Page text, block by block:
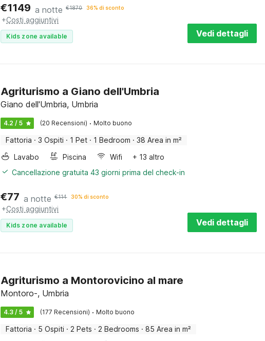
€1149 a notte €1870 36% di sconto
+Costi aggiuntivi
Kids zone available Vedi dettagli
Agriturismo a Giano dell'Umbria
Giano dell'Umbria, Umbria
4.2 / 5 (20 Recensioni) · Molto buono
Fattoria · 3 Ospiti · 1 Pet · 1 Bedroom · 38 Area in m²
Lavabo
Piscina Wifi
+ 13 altro
Cancellazione gratuita 43 giorni prima del check-in
€77 a notte €114 30% di sconto
+Costi aggiuntivi
Kids zone available Vedi dettagli
Agriturismo a Montorovicino al mare
Montoro-, Umbria
4.3 / 5 (177 Recensioni) · Molto buono
Fattoria · 5 Ospiti · 2 Pets · 2 Bedrooms · 85 Area in m²